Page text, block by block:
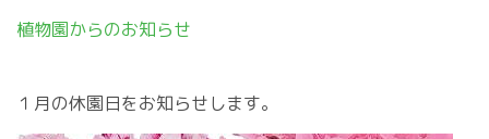
植物園からのお知らせ
１月の休園日をお知らせします。